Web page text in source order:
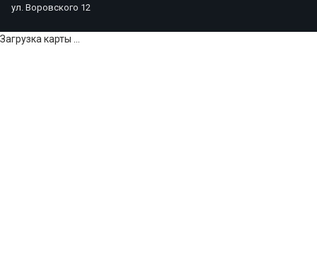
ул. Воровского 12
Загрузка карты ...